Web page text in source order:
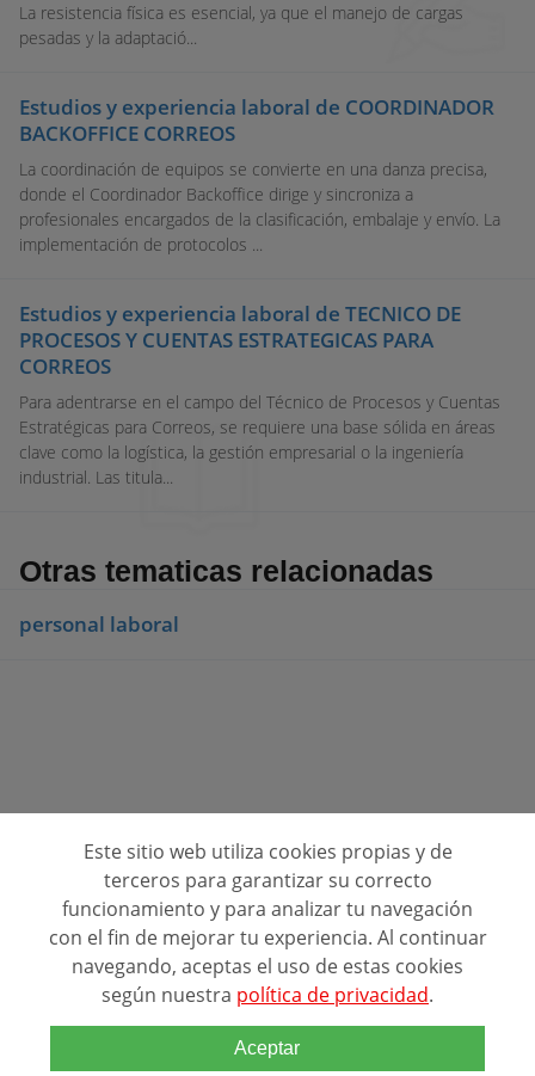
La resistencia física es esencial, ya que el manejo de cargas
pesadas y la adaptació...
Estudios y experiencia laboral de COORDINADOR
BACKOFFICE CORREOS
La coordinación de equipos se convierte en una danza precisa,
donde el Coordinador Backoffice dirige y sincroniza a
profesionales encargados de la clasificación, embalaje y envío. La
implementación de protocolos ...
Estudios y experiencia laboral de TECNICO DE
PROCESOS Y CUENTAS ESTRATEGICAS PARA
CORREOS
Para adentrarse en el campo del Técnico de Procesos y Cuentas
Estratégicas para Correos, se requiere una base sólida en áreas
clave como la logística, la gestión empresarial o la ingeniería
industrial. Las titula...
Otras tematicas relacionadas
personal laboral
Consulta opiniones de centros de formación
Quienes Somos
Contacto
Política de privacidad
Alta de Centros (FREE)
Directorio de centros
Este sitio web utiliza cookies propias y de
terceros para garantizar su correcto
funcionamiento y para analizar tu navegación
con el fin de mejorar tu experiencia. Al continuar
navegando, aceptas el uso de estas cookies
según nuestra política de privacidad.
Aceptar